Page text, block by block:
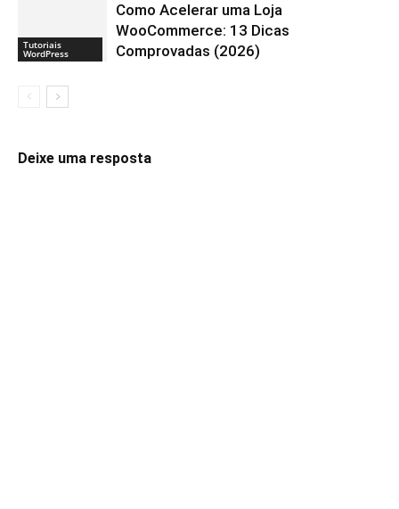
Tutoriais
WordPress
Como Acelerar uma Loja
WooCommerce: 13 Dicas
Comprovadas (2026)
Deixe uma resposta